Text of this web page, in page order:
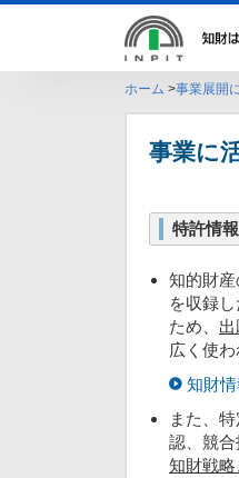
ホーム 事業展開
事業に
特許情
知的財
を収録
ため、
広く使わ
知財
また、
認、競合
知財戦